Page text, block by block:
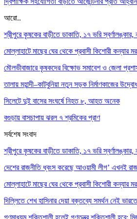
আরো..
শ্রীপুরে কৃষকের বাড়ীতে ডাকাতি, ১৭ ভরি
মোল্লাহাটে মাছের ঘের থেকে প্রবাসী কিশোরী কন্যার
মৌলভীবাজারে কৃষকদের বিক্ষোভ সমাবেশ ও জেলা
তালায় মহান্দী–কাটবুনিয়া নতুন সড়ক নির্মাণকাজের
সিলেটে দুই বাসের সংঘর্ষে নিহত ৮, আহত অনেক
বগুড়ায় বাসচাপায় ঝরল ৭ শ্রমিকের প্রাণ
সর্বশেষ সংবাদ
শ্রীপুরে কৃষকের বাড়ীতে ডাকাতি, ১৭ ভরি
দেশের রাজনীতি ধ্বংস করেছে আওয়ামী লীগ’ এখনই
মোল্লাহাটে মাছের ঘের থেকে প্রবাসী কিশোরী কন্যার
দিল্লিতে শেখ হাসিনার দেয়া বক্তব্যে সমর্থন নেই
গণমাধ্যম শক্তিশালী হলেই গণতন্ত্র শক্তিশালী হবে: